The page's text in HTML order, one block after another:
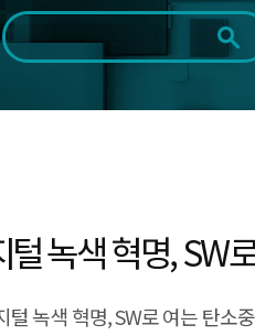
전체 1일 1주 1개월 3
일
녹색 혁명, SW
털 녹색 혁명, SW로 여는